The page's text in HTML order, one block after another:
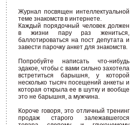
Журнал посвящен интеллектуальной
теме знакомств в интернете.
Каждый порядочный человек должен
в жизни пару раз жениться,
баллотироваться на пост депутата и
завести парочку анкет для знакомств.
Попробуйте написать что-нибудь
эдакое, чтобы с вами сильно захотела
встретиться барышня, у которой
несколько тысяч посещений анкеты и
которая открыла ее в шутку и вообще
это не барышня, а мужчина.
Короче говоря, это отличный тренинг
продаж старого залежавшегося